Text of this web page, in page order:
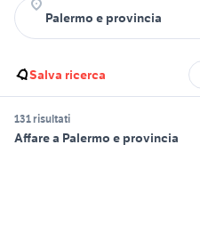
Salva ricerca
131 risultati
Affare a Palermo e provincia